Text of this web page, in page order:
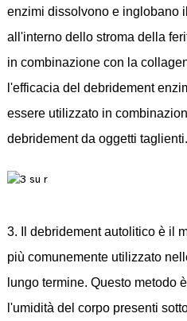
enzimi dissolvono e inglobano
all'interno dello stroma della
in combinazione con la
l'efficacia del debridement
essere utilizzato in
debridement da oggetti taglienti.
3. Il debridement autolitico è il
più comunemente utilizzato
lungo termine. Questo metodo
l'umidità del corpo presenti